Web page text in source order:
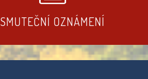
SMUTEČNÍ OZNÁMENÍ